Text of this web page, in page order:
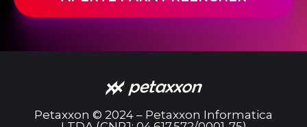
Petaxxon © 2024 – Petaxxon Informatica